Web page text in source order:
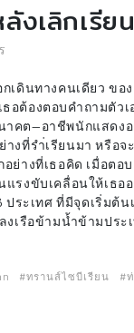
งเลิกเรียน
เดินทางคนเดียว ของ
อต้องตอบคำถามตัวเ
าคต—อาชีพนักแสดง
างที่รำ่เรียนมา หรือจ
ย่างที่เธอคิด เมื่อตอ
รงขับเคลื่อนให้เธอ
ประเทศ ที่มีจุดเริ่มต้
เรือข้ามน้ำข้ามประ
#ทรานส์ไซบีเรียน #